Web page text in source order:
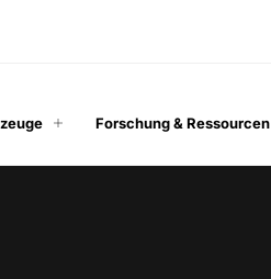
Forschung & Ressourcen